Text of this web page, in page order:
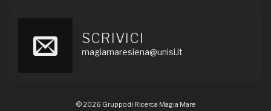
SCRIVICI
magiamaresiena@unisi.it
© 2026 Gruppo di Ricerca Magia Mare